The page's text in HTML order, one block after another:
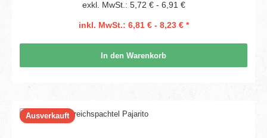
exkl. MwSt.: 5,72 € - 6,91 €
inkl. MwSt.: 6,81 € - 8,23 € *
In den Warenkorb
Ausverkauft